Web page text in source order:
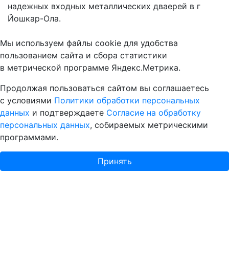
надежных входных металлических дваерей в г
Йошкар-Ола.
Мы используем файлы cookie для удобства
пользованием сайта и сбора статистики
в метрической программе Яндекс.Метрика.
Продолжая пользоваться сайтом вы соглашаетесь
с условиями Политики обработки персональных
данных и подтверждаете Согласие на обработку
персональных данных, собираемых метрическими
программами.
Принять